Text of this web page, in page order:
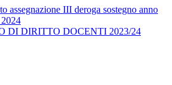
assegnazione III deroga sostegno anno
DI DIRITTO DOCENTI 2023/24